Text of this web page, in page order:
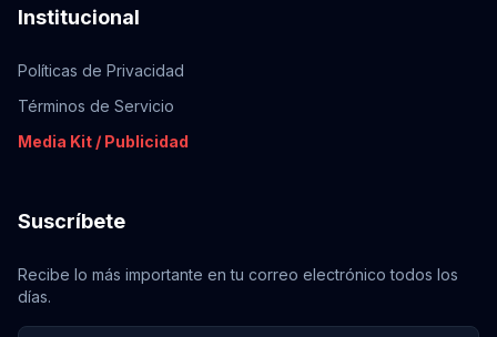
Institucional
Políticas de Privacidad
Términos de Servicio
Media Kit / Publicidad
Suscríbete
Recibe lo más importante en tu correo electrónico todos los
días.